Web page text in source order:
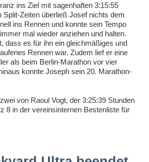
ins Ziel mit sagenhaften 3:15:55
Split-Zeiten überließ Josef nichts dem
ins Rennen und konnte sein Tempo
mal wieder anziehen und halten.
dass es für ihn ein gleichmäßiges und
Rennen war. Zudem lief er eine
als beim Berlin-Marathon vor vier
konnte Joseph sein 20. Marathon-
von Raoul Vogt, der 3:25:39 Stunden
8 in der vereinsinternen Bestenliste für